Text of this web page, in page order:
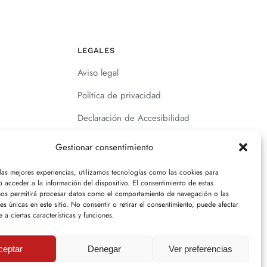
Gestionar consentimiento
mejores experiencias, utilizamos tecnologías como las cookies para
acceder a la información del dispositivo. El consentimiento de estas
permitirá procesar datos como el comportamiento de navegación o las
únicas en este sitio. No consentir o retirar el consentimiento, puede afectar
a ciertas características y funciones.
Denegar Ver preferencias
LEGALES
Aviso legal
Política de privacidad
Declaración de Accesibilidad
Política de cookies (UE)